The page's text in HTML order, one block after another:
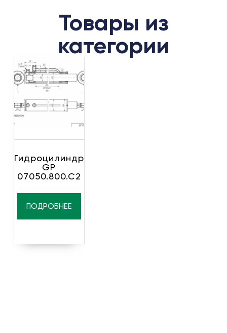
Товары из
категории
Гидроцилиндр
GP
07050.800.C2
ПОДРОБНЕЕ